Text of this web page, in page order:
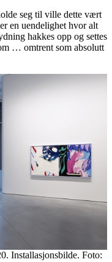
seg til ville dette vært
en uendelighet hvor alt
hakkes opp og settes
… omtrent som absolutt
Installasjonsbilde. Foto: